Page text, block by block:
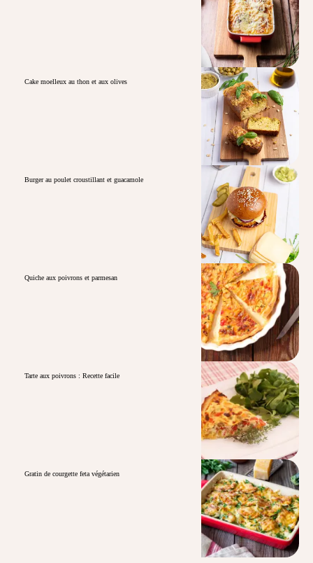
Cake moelleux au thon et aux olives
Burger au poulet croustillant et guacamole
Quiche aux poivrons et parmesan
Tarte aux poivrons : Recette facile
Gratin de courgette feta végétarien